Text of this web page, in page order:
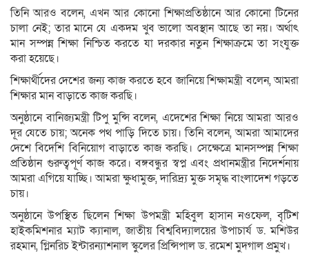
তিনি আরও বলেন, এখন আর কোনো শিক্ষাপ্রতিষ্ঠানে আর কোনো টিনের
চালা নেই; তার মানে যে একদম খুব ভালো অবস্থান আছে তা নয়। অর্থাৎ
মান সম্পন্ন শিক্ষা নিশ্চিত করতে যা দরকার নতুন শিক্ষাক্রমে তা সংযুক্ত
করা হয়েছে।
শিক্ষার্থীদের দেশের জন্য কাজ করতে হবে জানিয়ে শিক্ষামন্ত্রী বলেন, আমরা
শিক্ষার মান বাড়াতে কাজ করছি।
অনুষ্ঠানে বানিজ্যমন্ত্রী টিপু মুন্সি বলেন, এদেশের শিক্ষা নিয়ে আমরা আরও
দূর যেতে চায়; অনেক পথ পাড়ি দিতে চায়। তিনি বলেন, আমরা আমাদের
দেশে বিদেশি বিনিয়োগ বাড়াতে কাজ করছি। সেক্ষেত্রে মানসম্পন্ন শিক্ষা
প্রতিষ্ঠান গুরুত্বপূর্ণ কাজ করে। বঙ্গবন্ধুর স্বপ্ন এবং প্রধানমন্ত্রীর নিদের্শনায়
আমরা এগিয়ে যাচ্ছি। আমরা ক্ষুধামুক্ত, দারিদ্র্য মুক্ত সমৃদ্ধ বাংলাদেশ গড়তে
চায়।
অনুষ্ঠানে উপস্থিত ছিলেন শিক্ষা উপমন্ত্রী মহিবুল হাসান নওফেল, বৃটিশ
হাইকমিশনার ম্যাট ক্যানাল, জাতীয় বিশ্ববিদ্যালয়ের উপাচার্য ড. মশিউর
রহমান, গ্লিনরিচ ইন্টারন্যাশনাল স্কুলের প্রিন্সিপাল ড. রমেশ মুদগাল প্রমুখ।